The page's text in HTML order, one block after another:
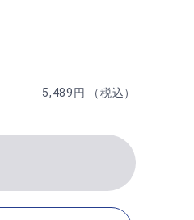
5,489円 （税込）